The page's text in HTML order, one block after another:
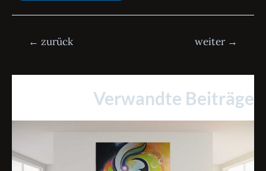
Beitrags-
← zurück weiter →
Verwandte Beiträge